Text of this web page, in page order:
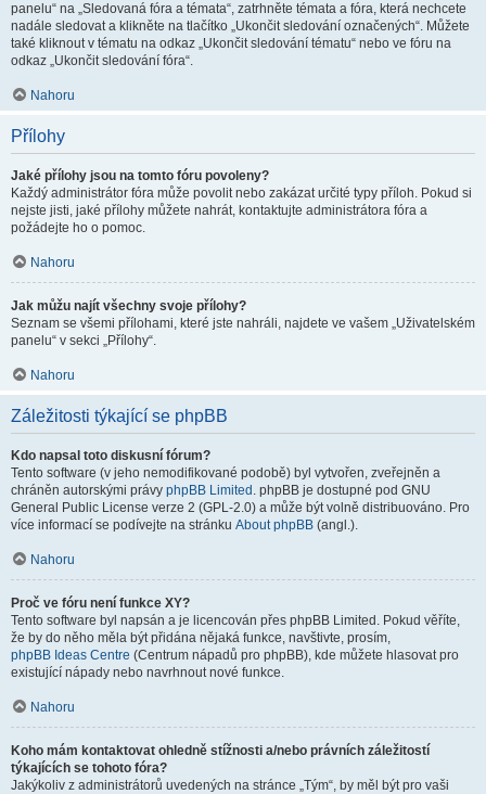
panelu“ na „Sledovaná fóra a témata“, zatrhněte témata a fóra, která nechcete
nadále sledovat a klikněte na tlačítko „Ukončit sledování označených“. Můžete
také kliknout v tématu na odkaz „Ukončit sledování tématu“ nebo ve fóru na
odkaz „Ukončit sledování fóra“.
Nahoru
Přílohy
Jaké přílohy jsou na tomto fóru povoleny?
Každý administrátor fóra může povolit nebo zakázat určité typy příloh. Pokud si
nejste jisti, jaké přílohy můžete nahrát, kontaktujte administrátora fóra a
požádejte ho o pomoc.
Nahoru
Jak můžu najít všechny svoje přílohy?
Seznam se všemi přílohami, které jste nahráli, najdete ve vašem „Uživatelském
panelu“ v sekci „Přílohy“.
Nahoru
Záležitosti týkající se phpBB
Kdo napsal toto diskusní fórum?
Tento software (v jeho nemodifikované podobě) byl vytvořen, zveřejněn a
chráněn autorskými právy phpBB Limited . phpBB je dostupné pod GNU
General Public License verze 2 (GPL-2.0) a může být volně distribuováno. Pro
více informací se podívejte na stránku About phpBB (angl.).
Nahoru
Proč ve fóru není funkce XY?
Tento software byl napsán a je licencován přes phpBB Limited. Pokud věříte,
že by do něho měla být přidána nějaká funkce, navštivte, prosím,
phpBB Ideas Centre (Centrum nápadů pro phpBB), kde můžete hlasovat pro
existující nápady nebo navrhnout nové funkce.
Nahoru
Koho mám kontaktovat ohledně stížnosti a/nebo právních záležitostí
týkajících se tohoto fóra?
Jakýkoliv z administrátorů uvedených na stránce „Tým“, by měl být pro vaši